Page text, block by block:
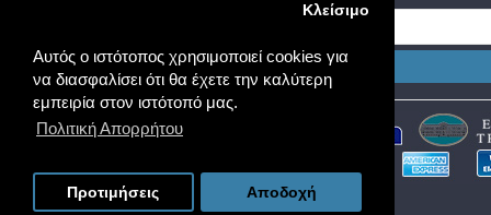
Αυτός ο ιστότοπος χρησιμοποιεί cookies για
να διασφαλίσει ότι θα έχετε την καλύτερη
εμπειρία στον ιστότοπό μας.
Πολιτική Απορρήτου
Κλείσιμο
Προτιμήσεις Αποδοχή
Εγγραφή